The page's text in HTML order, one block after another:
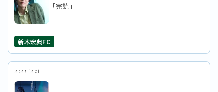
「完読」
新木宏典FC
2023.12.01